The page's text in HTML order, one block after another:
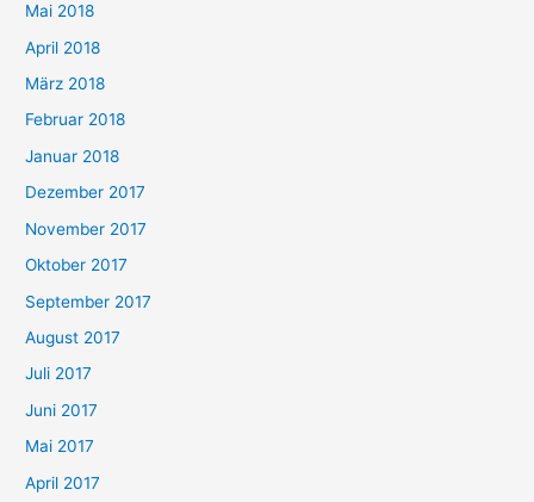
Mai 2018
April 2018
März 2018
Februar 2018
Januar 2018
Dezember 2017
November 2017
Oktober 2017
September 2017
August 2017
Juli 2017
Juni 2017
Mai 2017
April 2017